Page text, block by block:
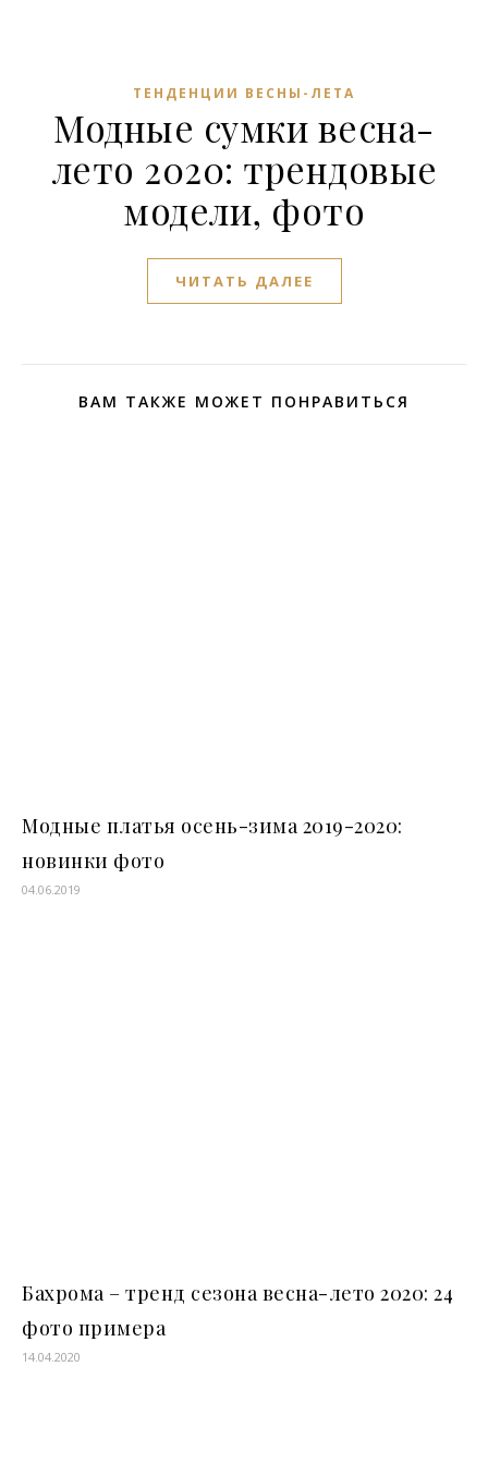
ТЕНДЕНЦИИ ВЕСНЫ-ЛЕТА
Модные сумки весна-
лето 2020: трендовые
модели, фото
ЧИТАТЬ ДАЛЕЕ
ВАМ ТАКЖЕ МОЖЕТ ПОНРАВИТЬСЯ
Модные платья осень-зима 2019-2020:
новинки фото
04.06.2019
Бахрома – тренд сезона весна-лето 2020: 24
фото примера
14.04.2020